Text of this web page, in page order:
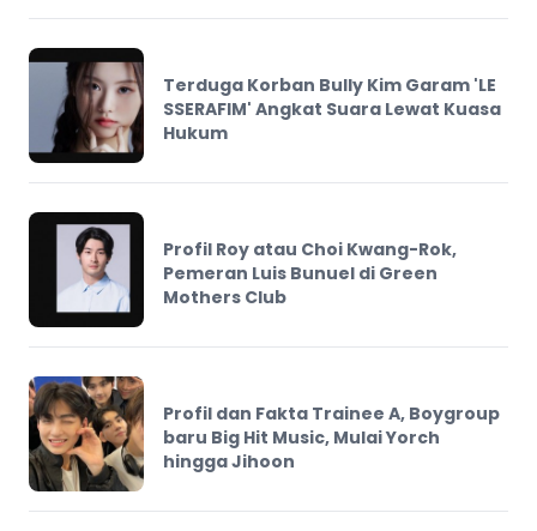
Terduga Korban Bully Kim Garam 'LE
SSERAFIM' Angkat Suara Lewat Kuasa
Hukum
Profil Roy atau Choi Kwang-Rok,
Pemeran Luis Bunuel di Green
Mothers Club
Profil dan Fakta Trainee A, Boygroup
baru Big Hit Music, Mulai Yorch
hingga Jihoon